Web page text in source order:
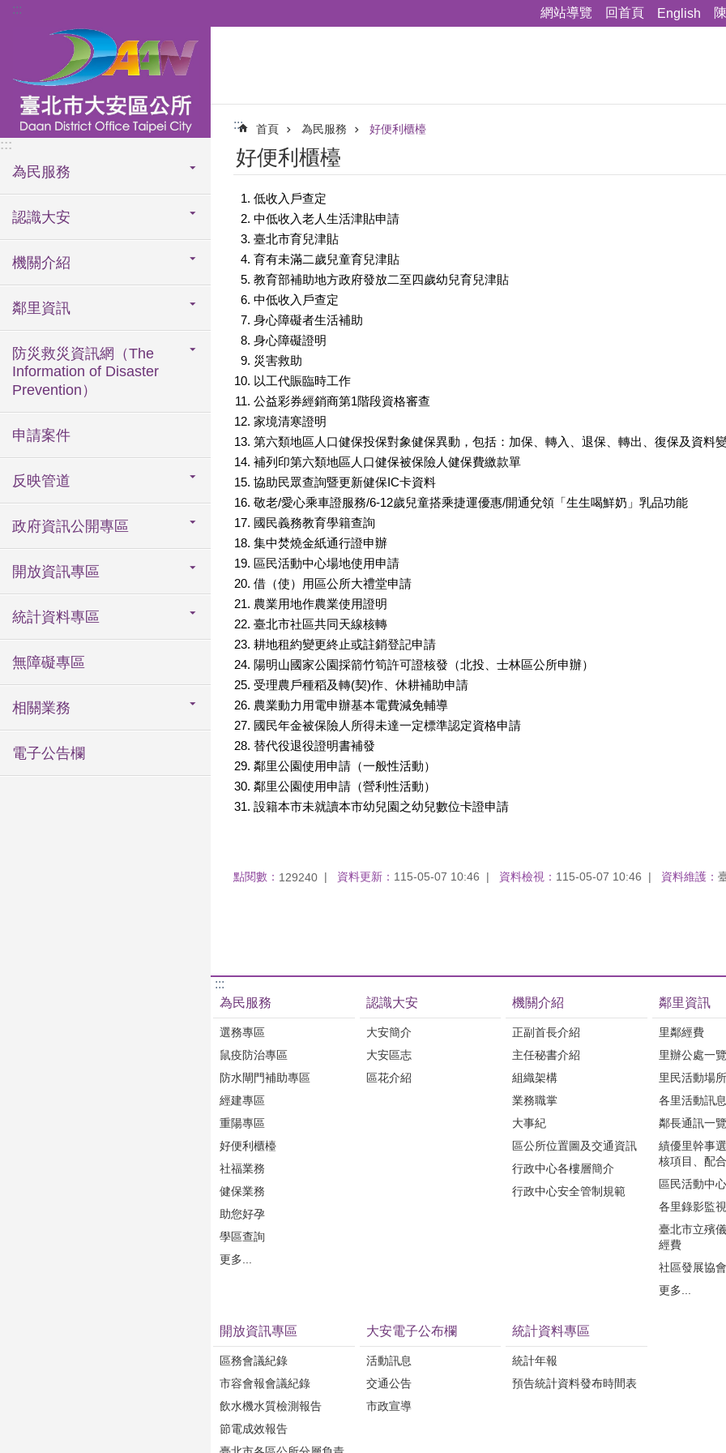
跳到主要內容區塊
::: 網站導覽 回首頁 English
:::
為民服務
認識大安
機關介紹
鄰里資訊
防災救災資訊網（The
Information of Disaster
Prevention）
申請案件
反映管道
政府資訊公開專區
開放資訊專區
統計資料專區
無障礙專區
相關業務
電子公告欄
::: 首頁 為民服務 好便利櫃檯
好便利櫃檯
低收入戶查定
中低收入老人生活津貼申請
臺北市育兒津貼
育有未滿二歲兒童育兒津貼
教育部補助地方政府發放二至四歲幼兒育兒津貼
中低收入戶查定
身心障礙者生活補助
身心障礙證明
災害救助
以工代賑臨時工作
公益彩券經銷商第1階段資格審查
家境清寒證明
第六類地區人口健保投保對象健保異動，包括：加保、轉入、退保、轉出、復保及資料
補列印第六類地區人口健保被保險人健保費繳款單
協助民眾查詢暨更新健保IC卡資料
敬老/愛心乘車證服務/6-12歲兒童搭乘捷運優惠/開通兌領「生生喝鮮奶」乳品功能
國民義務教育學籍查詢
集中焚燒金紙通行證申辦
區民活動中心場地使用申請
借（使）用區公所大禮堂申請
農業用地作農業使用證明
臺北市社區共同天線核轉
耕地租約變更終止或註銷登記申請
陽明山國家公園採箭竹筍許可證核發（北投、士林區公所申辦）
受理農戶種稻及轉(契)作、休耕補助申請
農業動力用電申辦基本電費減免輔導
國民年金被保險人所得未達一定標準認定資格申請
替代役退役證明書補發
鄰里公園使用申請（一般性活動）
鄰里公園使用申請（營利性活動）
設籍本市未就讀本市幼兒園之幼兒數位卡證申請
點閱數： 129240 資料更新： 115-05-07 10:46 資料檢視： 115-05-07 10:46 資料維護：
:::
為民服務
選務專區
鼠疫防治專區
防水閘門補助專區
經建專區
重陽專區
好便利櫃檯
社福業務
健保業務
助您好孕
學區查詢
更多...
認識大安
大安簡介
大安區志
區花介紹
機關介紹
正副首長介紹
主任秘書介紹
組織架構
業務職掌
大事紀
區公所位置圖及交通資訊
行政中心各樓層簡介
行政中心安全管制規範
鄰里資訊
里鄰經費
里辦公處一
里民活動場
各里活動訊息
鄰長通訊一
績優里幹事
核項目、配
區民活動中
各里錄影監
臺北市立殯
經費
社區發展協會
更多...
開放資訊專區
區務會議紀錄
市容會報會議紀錄
飲水機水質檢測報告
節電成效報告
大安電子公布欄
活動訊息
交通公告
市政宣導
統計資料專區
統計年報
預告統計資料發布時間表